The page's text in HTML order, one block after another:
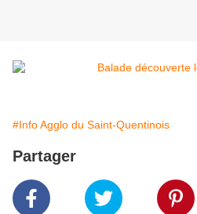
#Info Agglo du Saint-Quentinois
Partager